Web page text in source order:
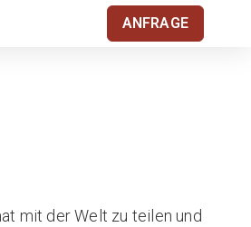
ANFRAGE
mit der Welt zu teilen und